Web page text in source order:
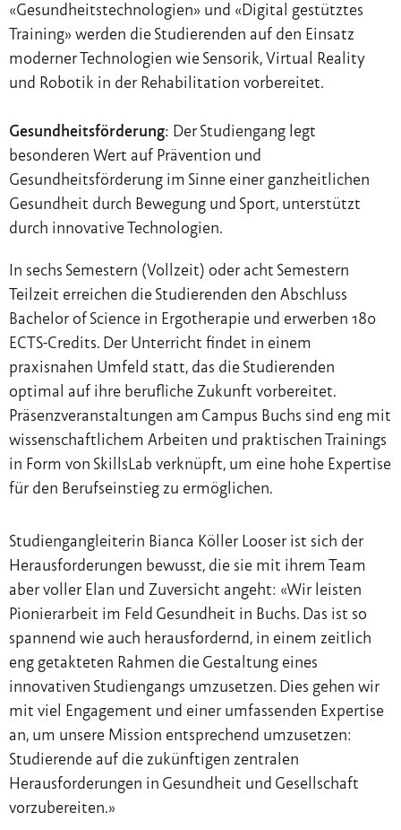
«Gesundheitstechnologien» und «Digital gestütztes
Training» werden die Studierenden auf den Einsatz
moderner Technologien wie Sensorik, Virtual Reality
und Robotik in der Rehabilitation vorbereitet.
Gesundheitsförderung: Der Studiengang legt
besonderen Wert auf Prävention und
Gesundheitsförderung im Sinne einer ganzheitlichen
Gesundheit durch Bewegung und Sport, unterstützt
durch innovative Technologien.
In sechs Semestern (Vollzeit) oder acht Semestern
Teilzeit erreichen die Studierenden den Abschluss
Bachelor of Science in Ergotherapie und erwerben 180
ECTS-Credits. Der Unterricht findet in einem
praxisnahen Umfeld statt, das die Studierenden
optimal auf ihre berufliche Zukunft vorbereitet.
Präsenzveranstaltungen am Campus Buchs sind eng mit
wissenschaftlichem Arbeiten und praktischen Trainings
in Form von SkillsLab verknüpft, um eine hohe Expertise
für den Berufseinstieg zu ermöglichen.
Studiengangleiterin Bianca Köller Looser ist sich der
Herausforderungen bewusst, die sie mit ihrem Team
aber voller Elan und Zuversicht angeht: «Wir leisten
Pionierarbeit im Feld Gesundheit in Buchs. Das ist so
spannend wie auch herausfordernd, in einem zeitlich
eng getakteten Rahmen die Gestaltung eines
innovativen Studiengangs umzusetzen. Dies gehen wir
mit viel Engagement und einer umfassenden Expertise
an, um unsere Mission entsprechend umzusetzen:
Studierende auf die zukünftigen zentralen
Herausforderungen in Gesundheit und Gesellschaft
vorzubereiten.»